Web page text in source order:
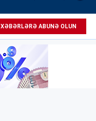
XƏBƏRLƏRƏ ABUNƏ OLUN